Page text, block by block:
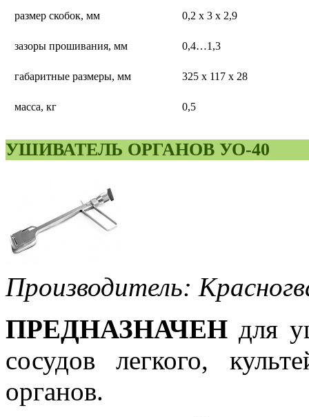
размер скобок, мм 0,2 х 3 х 2,9
зазоры прошивания, мм 0,4…1,3
габаритные размеры, мм 325 х 117 х 28
масса, кг 0,5
УШИВАТЕЛЬ ОРГАНОВ УО-40
Производитель:
ПРЕДНАЗНАЧЕН для
сосудов легкого,
органов.